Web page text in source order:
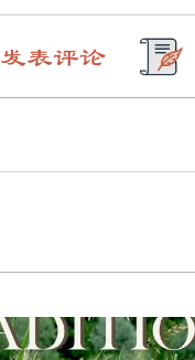
发表评论